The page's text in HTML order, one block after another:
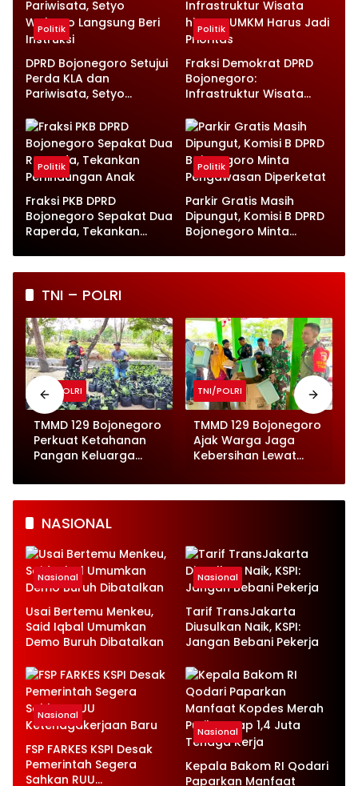
Politik
DPRD Bojonegoro Setujui
Perda KLA dan
Pariwisata, Setyo
Instruksi
Politik
Fraksi Demokrat DPRD
Bojonegoro:
Infrastruktur Wisata
Prioritas
Politik
Fraksi PKB DPRD
Bojonegoro Sepakat Dua
Raperda, Tekankan
Politik
Parkir Gratis Masih
Dipungut, Komisi B DPRD
Bojonegoro Minta
TNI – POLRI
TNI/POLRI
TMMD 129 Bojonegoro
Perkuat Ketahanan
Pangan Keluarga
Bibit Sayuran
TNI/POLRI
TMMD 129 Bojonegoro
Ajak Warga Jaga
Kebersihan Lewat
Tempat Sampah
NASIONAL
Nasional
Usai Bertemu Menkeu,
Said Iqbal Umumkan
Demo Buruh Dibatalkan
Nasional
Tarif TransJakarta
Diusulkan Naik, KSPI:
Jangan Bebani Pekerja
Nasional
FSP FARKES KSPI Desak
Pemerintah Segera
Sahkan RUU
Nasional
Kepala Bakom RI Qodari
Paparkan Manfaat